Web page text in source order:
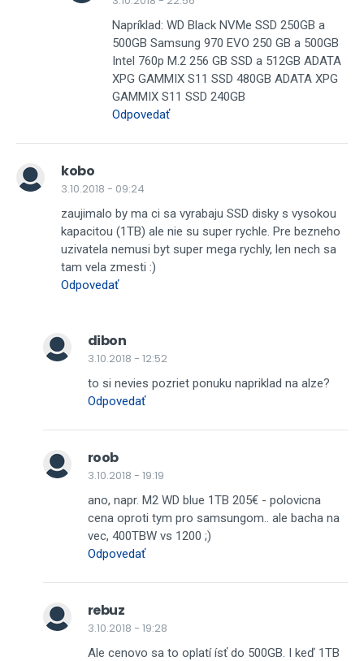
Napríklad: WD Black NVMe SSD 250GB a
500GB Samsung 970 EVO 250 GB a 500GB
Intel 760p M.2 256 GB SSD a 512GB ADATA
XPG GAMMIX S11 SSD 480GB ADATA XPG
GAMMIX S11 SSD 240GB
Odpovedať
kobo
3.10.2018 - 09:24
zaujimalo by ma ci sa vyrabaju SSD disky s vysokou
kapacitou (1TB) ale nie su super rychle. Pre bezneho
uzivatela nemusi byt super mega rychly, len nech sa
tam vela zmesti :)
Odpovedať
dibon
3.10.2018 - 12:52
to si nevies pozriet ponuku napriklad na alze?
Odpovedať
roob
3.10.2018 - 19:19
ano, napr. M2 WD blue 1TB 205€ - polovicna
cena oproti tym pro samsungom.. ale bacha na
vec, 400TBW vs 1200 ;)
Odpovedať
rebuz
3.10.2018 - 19:28
Ale cenovo sa to oplatí ísť do 500GB. I keď 1TB